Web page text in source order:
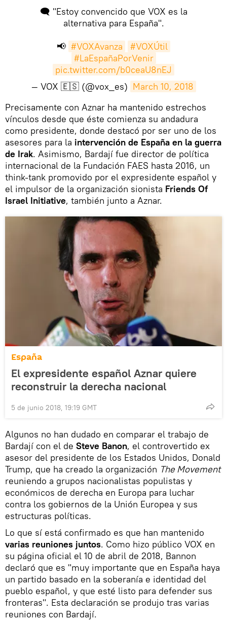
🗨 "Estoy convencido que VOX es la
alternativa para España".
📢 #VOXAvanza
#VOXÚtil
#LaEspañaPorVenir
pic.twitter.com/b0ceaU8nEJ
— VOX 🇪🇸 (@vox_es) March 10, 2018
Precisamente con Aznar ha mantenido estrechos
vínculos desde que éste comienza su andadura
como presidente, donde destacó por ser uno de los
asesores para la intervención de España en la guerra
de Irak. Asimismo, Bardají fue director de política
internacional de la Fundación FAES hasta 2016, un
think-tank promovido por el expresidente español y
el impulsor de la organización sionista Friends Of
Israel Initiative, también junto a Aznar.
España
El expresidente español Aznar quiere
reconstruir la derecha nacional
5 de junio 2018, 19:19 GMT
Algunos no han dudado en comparar el trabajo de
Bardají con el de Steve Banon, el controvertido ex
asesor del presidente de los Estados Unidos, Donald
Trump, que ha creado la organización The Movement
reuniendo a grupos nacionalistas populistas y
económicos de derecha en Europa para luchar
contra los gobiernos de la Unión Europea y sus
estructuras políticas.
Lo que sí está confirmado es que han mantenido
varias reuniones juntos. Como hizo público VOX en
su página oficial el 10 de abril de 2018, Bannon
declaró que es "muy importante que en España haya
un partido basado en la soberanía e identidad del
pueblo español, y que esté listo para defender sus
fronteras". Esta declaración se produjo tras varias
reuniones con Bardají.